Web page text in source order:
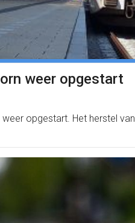
weer opgestart
weer opgestart. Het herstel